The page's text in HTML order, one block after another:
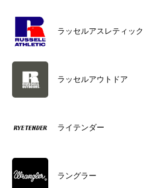
ラッセルアスレティック
ラッセルアウトドア
ライテンダー
ラングラー